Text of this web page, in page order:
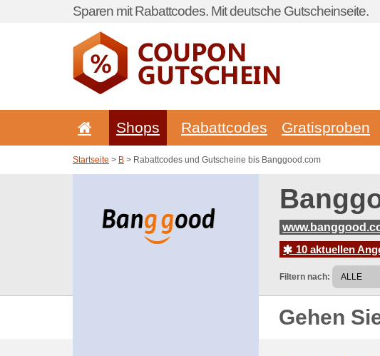
Sparen mit Rabattcodes. Mit deutsche Gutscheinseite.
Shops Rabattcodes Gratisproben
Startseite > B > Rabattcodes und Gutscheine bis Banggood.com
10 aktuellen
Filtern nach:
Gehen